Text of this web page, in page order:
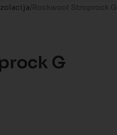
Rockwool Stroprock G
G